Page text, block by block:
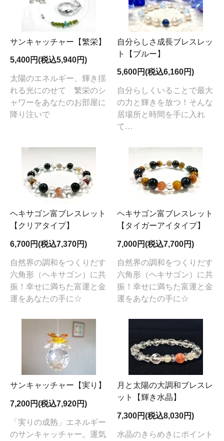
サンキャッチャー【繁栄】
5,400円(税込5,940円)
太陽のエネルギー、輝き揺
れる光にのせて 繁栄のシ
ャワーをあなたのお部屋に
降り注いで
自分らしさ成長ブレスレッ
ト【ブルー】
5,600円(税込6,160円)
自分らしくいることで最大
の力と輝きを放つ！そんな
居場所と時間を手に入れ
て…
ヘキサゴン富ブレスレット
【クリアタイプ】
6,700円(税込7,370円)
自然界の調和をつくりだす
六角形（ヘキサゴン）に共
振！幸せに満ちた富運と金
運をあなたの手に☆
ヘキサゴン富ブレスレット
【タイガーアイタイプ】
7,000円(税込7,700円)
自然界の調和をつくりだす
六角形（ヘキサゴン）に共
振！幸せに満ちた富運と金
運をあなたの手に☆
サンキャッチャー【実り】
7,200円(税込7,920円)
「実りの成熟」エネルギー
のサンキャッチャー。運気
月と太陽の大調和ブレスレ
ット【輝き水晶】
7,300円(税込8,030円)
水晶のきらめきにポイント